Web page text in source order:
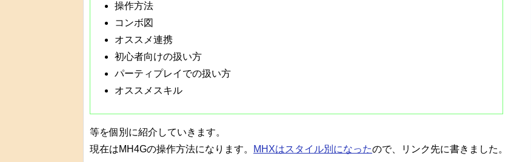
操作方法
コンボ図
オススメ連携
初心者向けの扱い方
パーティプレイでの扱い方
オススメスキル
等を個別に紹介していきます。
現在はMH4Gの操作方法になります。
MHXはスタイル別になったので、リンク先に書きました。